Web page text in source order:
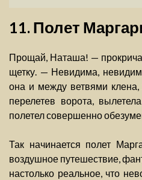
11. Полет
Прощай, Наташа! —
щетку. — Невидима,
она и между ветвями
перелетев ворота,
полетел совершенно
Так начинается полет
воздушное путешествие,
настолько реальное, что